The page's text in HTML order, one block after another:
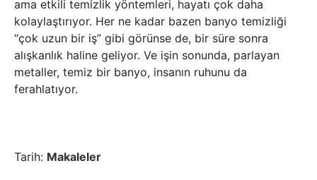
ama etkili temizlik yöntemleri, hayatı çok daha
kolaylaştırıyor. Her ne kadar bazen banyo temizliği
“çok uzun bir iş” gibi görünse de, bir süre sonra
alışkanlık haline geliyor. Ve işin sonunda, parlayan
metaller, temiz bir banyo, insanın ruhunu da
ferahlatıyor.
Tarih: Makaleler